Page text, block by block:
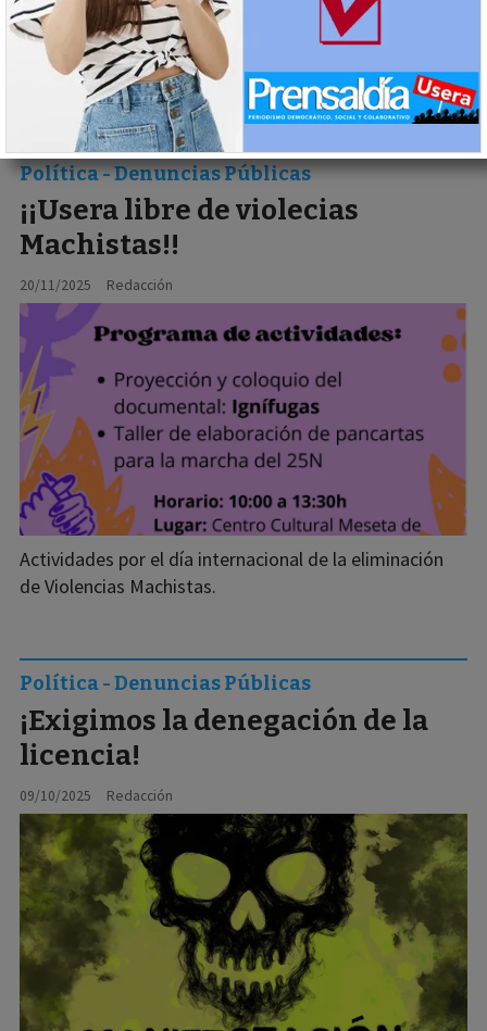
¡¡Usera libre de violecias
Machistas!!
Redacción
Política - Denuncias Públicas
20/11/2025
Actividades por el día internacional de la eliminación
de Violencias Machistas.
¡Exigimos la denegación de la
licencia!
Redacción
Política - Denuncias Públicas
09/10/2025